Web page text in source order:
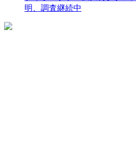
明、調査継続中